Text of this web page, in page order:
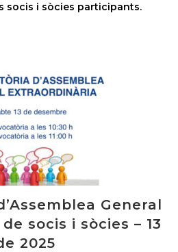
socis i sòcies participants.
General
socis i sòcies – 13
2025